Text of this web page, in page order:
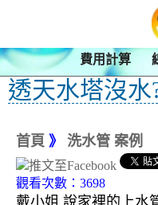
費用計算
透天水塔沒
首頁 》 洗水管 案例
觀看次數：3698